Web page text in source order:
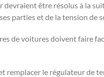
être résolus à la
parties et de la tension de
de voitures doivent faire
remplacer le régulateur de